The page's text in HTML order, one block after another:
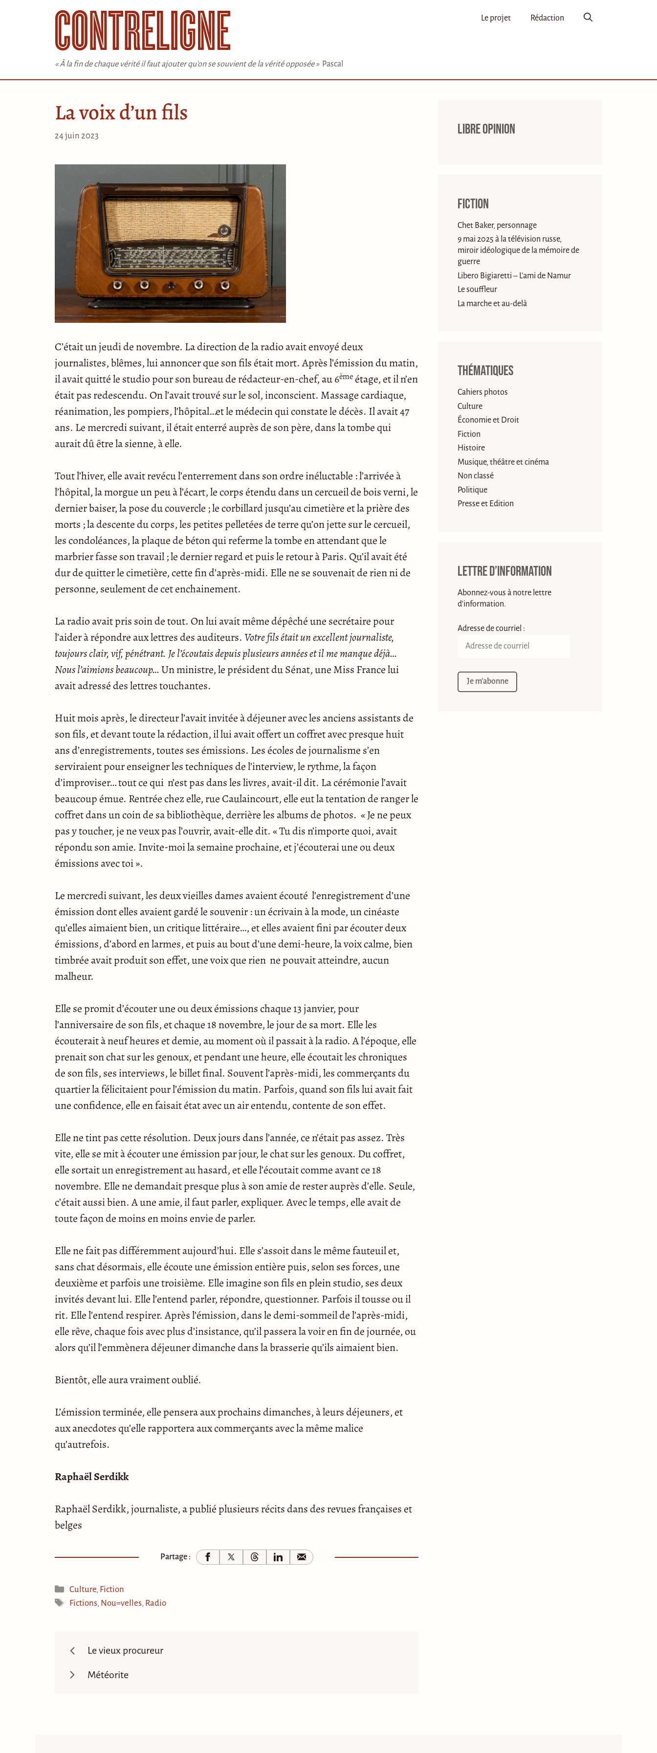
« À la fin de chaque vérité il faut ajouter qu'on se souvient de la vérité opposée » Pascal
Le projet Rédaction
La voix d’un fils
24 juin 2023
C’était un jeudi de novembre. La direction de la radio avait envoyé deux
journalistes, blêmes, lui annoncer que son fils était mort. Après l’émission du matin,
il avait quitté le studio pour son bureau de rédacteur-en-chef, au 6èmeétage, et il n’en
était pas redescendu. On l’avait trouvé sur le sol, inconscient. Massage cardiaque,
réanimation, les pompiers, l’hôpital…et le médecin qui constate le décès. Il avait 47
ans. Le mercredi suivant, il était enterré auprès de son père, dans la tombe qui
aurait dû être la sienne, à elle.
Tout l’hiver, elle avait revécu l’enterrement dans son ordre inéluctable : l’arrivée à
l’hôpital, la morgue un peu à l’écart, le corps étendu dans un cercueil de bois verni, le
dernier baiser, la pose du couvercle ; le corbillard jusqu’au cimetière et la prière des
morts ; la descente du corps, les petites pelletées de terre qu’on jette sur le cercueil,
les condoléances, la plaque de béton qui referme la tombe en attendant que le
marbrier fasse son travail ; le dernier regard et puis le retour à Paris. Qu’il avait été
dur de quitter le cimetière, cette fin d’après-midi. Elle ne se souvenait de rien ni de
personne, seulement de cet enchainement.
La radio avait pris soin de tout. On lui avait même dépêché une secrétaire pour
l’aider à répondre aux lettres des auditeurs. Votre fils était un excellent journaliste,
toujours clair, vif, pénétrant. Je l’écoutais depuis plusieurs années et il me manque déjà…
Nous l’aimions beaucoup…Un ministre, le président du Sénat, une Miss France lui
avait adressé des lettres touchantes.
Huit mois après, le directeur l’avait invitée à déjeuner avec les anciens assistants de
son fils, et devant toute la rédaction, il lui avait offert un coffret avec presque huit
ans d’enregistrements, toutes ses émissions. Les écoles de journalisme s’en
serviraient pour enseigner les techniques de l’interview, le rythme, la façon
d’improviser… tout ce qui n’est pas dans les livres, avait-il dit. La cérémonie l’avait
beaucoup émue. Rentrée chez elle, rue Caulaincourt, elle eut la tentation de ranger le
coffret dans un coin de sa bibliothèque, derrière les albums de photos. « Je ne peux
pas y toucher, je ne veux pas l’ouvrir, avait-elle dit. « Tu dis n’importe quoi, avait
répondu son amie. Invite-moi la semaine prochaine, et j’écouterai une ou deux
émissions avec toi ».
Le mercredi suivant, les deux vieilles dames avaient écouté l’enregistrement d’une
émission dont elles avaient gardé le souvenir : un écrivain à la mode, un cinéaste
qu’elles aimaient bien, un critique littéraire…, et elles avaient fini par écouter deux
émissions, d’abord en larmes, et puis au bout d’une demi-heure, la voix calme, bien
timbrée avait produit son effet, une voix que rien ne pouvait atteindre, aucun
malheur.
Elle se promit d’écouter une ou deux émissions chaque 13 janvier, pour
l’anniversaire de son fils, et chaque 18 novembre, le jour de sa mort. Elle les
écouterait à neuf heures et demie, au moment où il passait à la radio. A l’époque, elle
prenait son chat sur les genoux, et pendant une heure, elle écoutait les chroniques
de son fils, ses interviews, le billet final. Souvent l’après-midi, les commerçants du
quartier la félicitaient pour l’émission du matin. Parfois, quand son fils lui avait fait
une confidence, elle en faisait état avec un air entendu, contente de son effet.
Elle ne tint pas cette résolution. Deux jours dans l’année, ce n’était pas assez. Très
vite, elle se mit à écouter une émission par jour, le chat sur les genoux. Du coffret,
elle sortait un enregistrement au hasard, et elle l’écoutait comme avant ce 18
novembre. Elle ne demandait presque plus à son amie de rester auprès d’elle. Seule,
c’était aussi bien. A une amie, il faut parler, expliquer. Avec le temps, elle avait de
toute façon de moins en moins envie de parler.
Elle ne fait pas différemment aujourd’hui. Elle s’assoit dans le même fauteuil et,
sans chat désormais, elle écoute une émission entière puis, selon ses forces, une
deuxième et parfois une troisième. Elle imagine son fils en plein studio, ses deux
invités devant lui. Elle l’entend parler, répondre, questionner. Parfois il tousse ou il
rit. Elle l’entend respirer. Après l’émission, dans le demi-sommeil de l’après-midi,
elle rêve, chaque fois avec plus d’insistance, qu’il passera la voir en fin de journée, ou
alors qu’il l’emmènera déjeuner dimanche dans la brasserie qu’ils aimaient bien.
Bientôt, elle aura vraiment oublié.
L’émission terminée, elle pensera aux prochains dimanches, à leurs déjeuners, et
aux anecdotes qu’elle rapportera aux commerçants avec la même malice
qu’autrefois.
Raphaël Serdikk
Raphaël Serdikk, journaliste, a publié plusieurs récits dans des revues françaises et
belges
Partage :
Catégories
Culture, Fiction
Étiquettes
Fictions, Nou=velles, Radio
Le vieux procureur
Météorite
Libre opinion
Fiction
Chet Baker, personnage
9 mai 2025 à la télévision russe,
miroir idéologique de la mémoire de
guerre
Libero Bigiaretti – L’ami de Namur
Le souffleur
La marche et au-delà
Thématiques
Cahiers photos
Culture
Économie et Droit
Fiction
Histoire
Musique, théâtre et cinéma
Non classé
Politique
Presse et Edition
Lettre d’information
Abonnez-vous à notre lettre
d'information.
Adresse de courriel :